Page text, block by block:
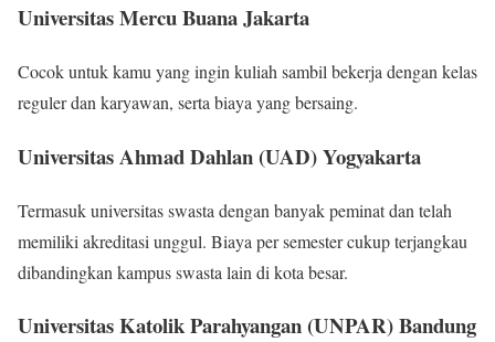
Universitas Mercu Buana Jakarta
Cocok untuk kamu yang ingin kuliah sambil bekerja dengan kelas
reguler dan karyawan, serta biaya yang bersaing.
Universitas Ahmad Dahlan (UAD) Yogyakarta
Termasuk universitas swasta dengan banyak peminat dan telah
memiliki akreditasi unggul. Biaya per semester cukup terjangkau
dibandingkan kampus swasta lain di kota besar.
Universitas Katolik Parahyangan (UNPAR) Bandung